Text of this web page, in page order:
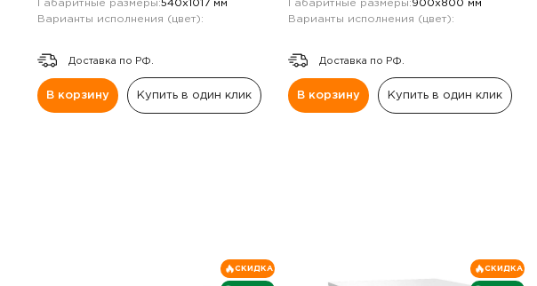
Габаритные размеры:540х1017 мм
Варианты исполнения (цвет):
Доставка по РФ.
В корзину Купить в один клик
Габаритные размеры:900х800 мм
Варианты исполнения (цвет):
Доставка по РФ.
В корзину Купить в один клик
СКИДКА СКИДКА